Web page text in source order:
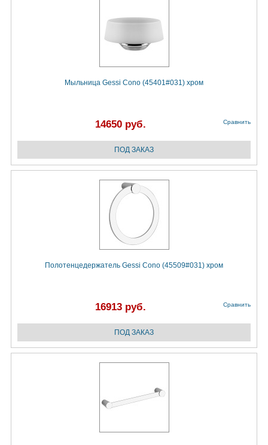
Мыльница Gessi Cono (45401#031) хром
14650 руб. Сравнить
Полотенцедержатель Gessi Cono (45509#031) хром
16913 руб. Сравнить